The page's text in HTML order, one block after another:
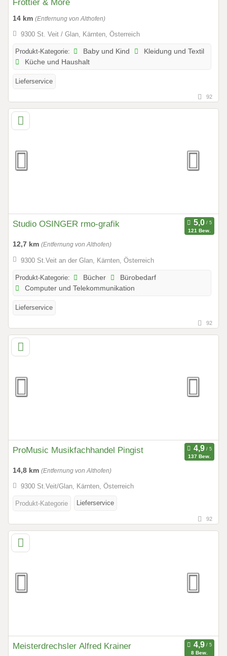
Frottier & More
14 km (Entfernung von Althofen)
9300 St. Veit / Glan, Kärnten, Österreich
Produkt-Kategorie: Baby und Kind
Kleidung und Textil
Küche und Haushalt
Lieferservice
92
Studio OSINGER rmo-grafik
121 Bew.
12,7 km (Entfernung von Althofen)
9300 St.Veit an der Glan, Kärnten, Österreich
Produkt-Kategorie: Bücher
Bürobedarf
Computer und Telekommunikation
Lieferservice
92
ProMusic Musikfachhandel Pingist
137 Bew.
14,8 km (Entfernung von Althofen)
9300 St.Veit/Glan, Kärnten, Österreich
Produkt-Kategorie Lieferservice
92
Meisterdrechsler Alfred Krainer
8 Bew.